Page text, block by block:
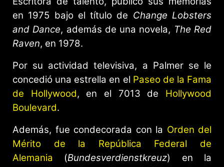
en 1975 bajo el título de Change Lobsters
and Dance, además de una novela, The Red
Raven, en 1978.
Por su actividad televisiva, a Palmer se le
concedió una estrella en el Paseo de la Fama
de Hollywood, en el 7013 de Hollywood
Boulevard.
Además, fue condecorada con la Orden del
Mérito de la República Federal de
Alemania (Bundesverdienstkreuz) en la